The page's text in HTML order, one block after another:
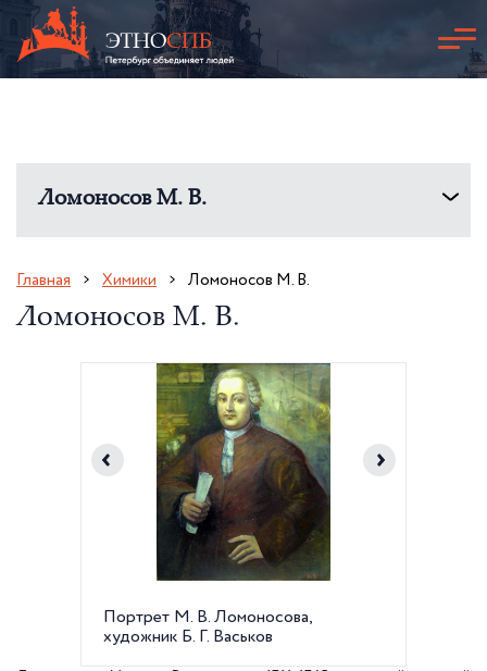
Ломоносов М. В.
Главная Химики Ломоносов М. В.
Ломоносов М. В.
Портрет М. В. Ломоносова,
художник Б. Г. Васьков